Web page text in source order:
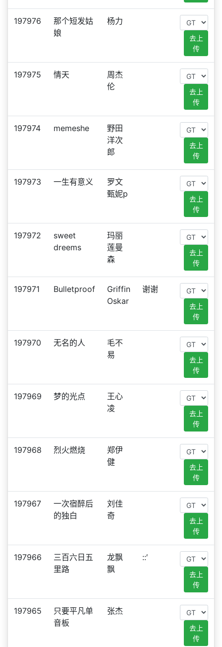
197976
那个短发姑
娘
杨力
去上
传
197975 情天
周杰
伦
去上
传
197974 memeshe
野田
洋次
郎
去上
传
197973 一生有意义
罗文
甄妮p
去上
传
197972
sweet
dreems
玛丽
莲曼
森
去上
传
197971 Bulletproof
Griffin
Oskar
谢谢
去上
传
197970 无名的人
毛不
易
去上
传
197969 梦的光点
王心
凌
去上
传
197968 烈火燃烧
郑伊
健
去上
传
197967
一次宿醉后
的独白
刘佳
奇
去上
传
197966
三百六日五
里路
龙飘
飘
::′
去上
传
197965
只要平凡单
音板
张杰
去上
传